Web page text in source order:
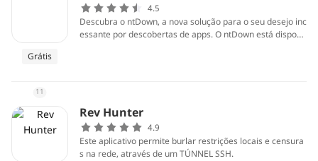
s de cinema em casa ou onde quer que você esteja.
Grátis
4.5
Descubra o ntDown, a nova solução para o seu desejo inc
essante por descobertas de apps. O ntDown está disponí
gulhe na análise que preparamos para você.
11
Rev Hunter
4.9
Este aplicativo permite burlar restrições locais e censura
s na rede, através de um TÚNNEL SSH.